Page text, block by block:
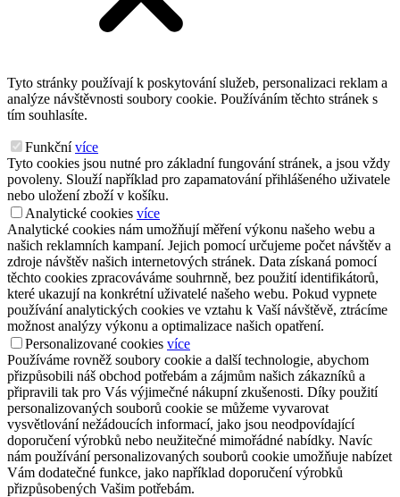
Tyto stránky používají k poskytování služeb, personalizaci reklam a
analýze návštěvnosti soubory cookie. Používáním těchto stránek s
tím souhlasíte.
Funkční více
Tyto cookies jsou nutné pro základní fungování stránek, a jsou vždy
povoleny. Slouží například pro zapamatování přihlášeného uživatele
nebo uložení zboží v košíku.
Analytické cookies více
Analytické cookies nám umožňují měření výkonu našeho webu a
našich reklamních kampaní. Jejich pomocí určujeme počet návštěv a
zdroje návštěv našich internetových stránek. Data získaná pomocí
těchto cookies zpracováváme souhrnně, bez použití identifikátorů,
které ukazují na konkrétní uživatelé našeho webu. Pokud vypnete
používání analytických cookies ve vztahu k Vaší návštěvě, ztrácíme
možnost analýzy výkonu a optimalizace našich opatření.
Personalizované cookies více
Používáme rovněž soubory cookie a další technologie, abychom
přizpůsobili náš obchod potřebám a zájmům našich zákazníků a
připravili tak pro Vás výjimečné nákupní zkušenosti. Díky použití
personalizovaných souborů cookie se můžeme vyvarovat
vysvětlování nežádoucích informací, jako jsou neodpovídající
doporučení výrobků nebo neužitečné mimořádné nabídky. Navíc
nám používání personalizovaných souborů cookie umožňuje nabízet
Vám dodatečné funkce, jako například doporučení výrobků
přizpůsobených Vašim potřebám.